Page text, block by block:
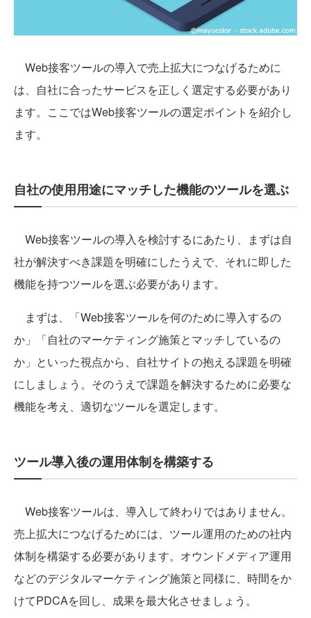
Web接客ツールの導入で売上拡大につなげるために
は、自社に合ったサービスを正しく選定する必要があり
ます。ここではWeb接客ツールの選定ポイントを紹介し
ます。
自社の使用用途にマッチした機能のツールを選ぶ
Web接客ツールの導入を検討するにあたり、まずは自
社が解決すべき課題を明確にしたうえで、それに即した
機能を持つツールを選ぶ必要があります。
まずは、「Web接客ツールを何のために導入するの
か」「自社のマーケティング施策とマッチしているの
か」といった視点から、自社サイトの抱える課題を明確
にしましょう。そのうえで課題を解決するために必要な
機能を考え、適切なツールを選定します。
ツール導入後の運用体制を構築する
Web接客ツールは、導入して終わりではありません。
売上拡大につなげるためには、ツール運用のための社内
体制を構築する必要があります。オウンドメディア運用
などのデジタルマーケティング施策と同様に、時間をか
けてPDCAを回し、成果を最大化させましょう。